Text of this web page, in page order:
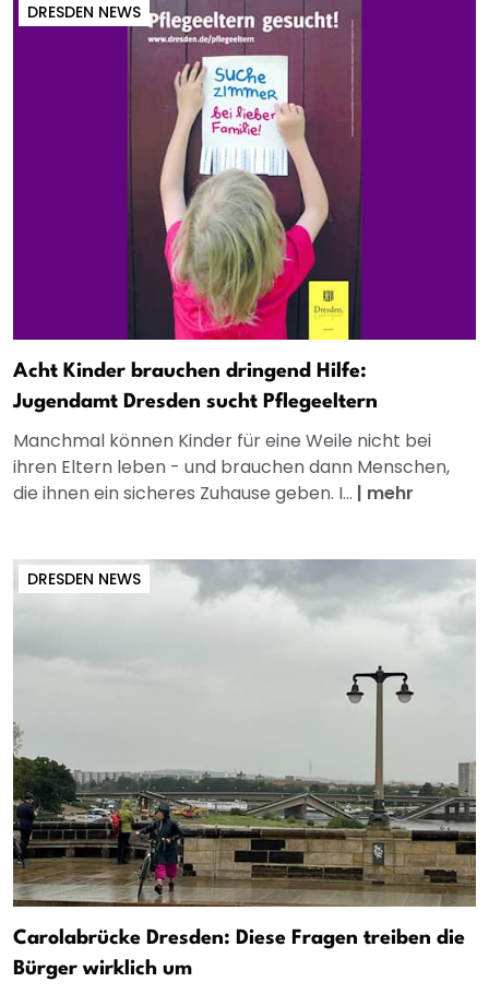
DRESDEN NEWS
Acht Kinder brauchen dringend Hilfe:
Jugendamt Dresden sucht Pflegeeltern
Manchmal können Kinder für eine Weile nicht bei
ihren Eltern leben - und brauchen dann Menschen,
die ihnen ein sicheres Zuhause geben. I... | mehr
DRESDEN NEWS
Carolabrücke Dresden: Diese Fragen treiben die
Bürger wirklich um